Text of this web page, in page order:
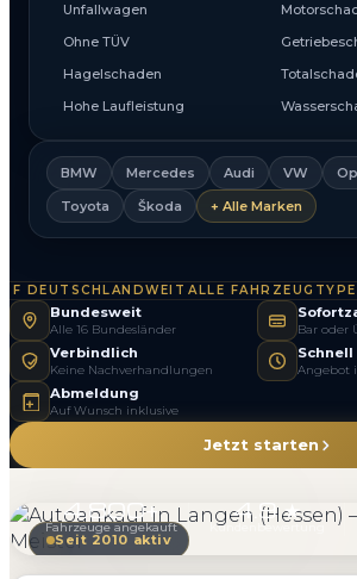
Unfallwagen
Ohne TÜV
Hagelschaden
Hohe Laufleistung
BMW Mercedes Audi VW
Toyota
Škoda + Alle Marken
DEUTSCHLANDWEIT·ALLE FAHRZEUGTYPEN·
Bundesweit
Alle 16 Bundesländer Bar oder
Verbindlich
Keine Nachverhandlungen
Schnell
Angebot
Abmeldung
Auf Wunsch inklusive
Jetzt starten
Seit 2010 aktiv
4.800+
Fahrzeuge angekauft
4.9 ★
Kundenbewertung